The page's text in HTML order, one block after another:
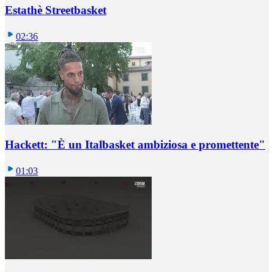
Estathè Streetbasket
02:36
Hackett: "È un Italbasket ambiziosa e promettente"
01:03